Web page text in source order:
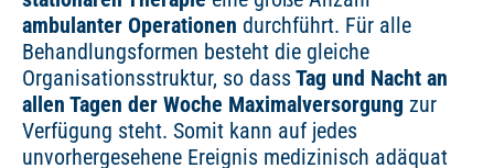
ambulanter Operationen durchführt. Für alle
Behandlungsformen besteht die gleiche
Organisationsstruktur, so dassTag und Nacht an
allen Tagen der Woche Maximalversorgung zur
Verfügung steht. Somit kann auf jedes
unvorhergesehene Ereignis medizinisch adäquat